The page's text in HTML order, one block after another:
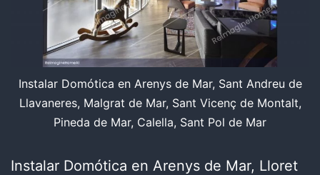
Instalar Domótica en Arenys de Mar, Sant Andreu de
Llavaneres, Malgrat de Mar, Sant Vicenç de Montalt,
Pineda de Mar, Calella, Sant Pol de Mar
Instalar Domótica en Arenys de Mar, Lloret